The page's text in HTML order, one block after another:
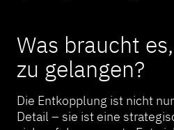
Was braucht
zu gelangen?
Die Entkopplung ist nicht
Detail – sie ist eine